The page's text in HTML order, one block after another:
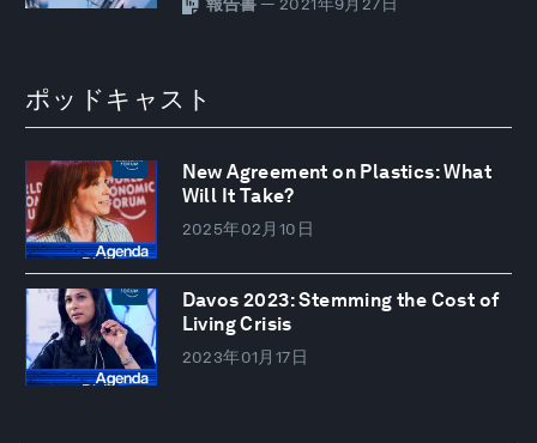
ポッドキャスト
New Agreement on Plastics: What
Will It Take?
2025年02月10日
Davos 2023: Stemming the Cost of
Living Crisis
2023年01月17日